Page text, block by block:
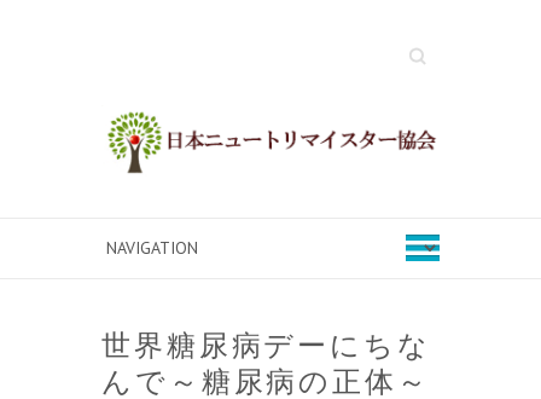
Search
世界糖尿病デーにちな
んで～糖尿病の正体～